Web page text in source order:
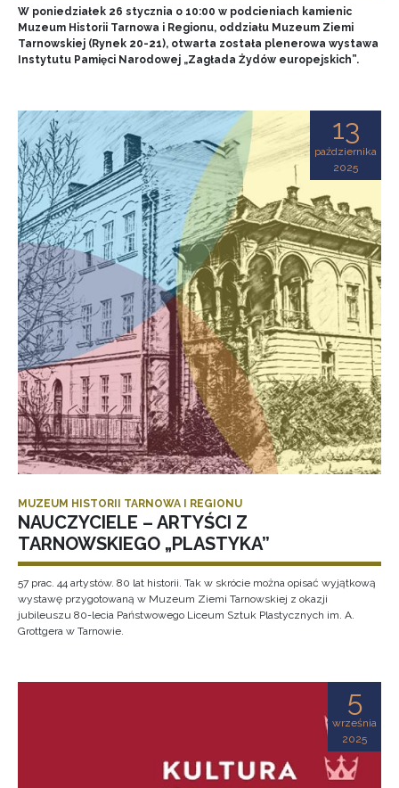
W poniedziałek 26 stycznia o 10:00 w podcieniach kamienic
Muzeum Historii Tarnowa i Regionu, oddziału Muzeum Ziemi
Tarnowskiej (Rynek 20-21), otwarta została plenerowa wystawa
Instytutu Pamięci Narodowej „Zagłada Żydów europejskich”.
13
października
2025
MUZEUM HISTORII TARNOWA I REGIONU
NAUCZYCIELE – ARTYŚCI Z
TARNOWSKIEGO „PLASTYKA”
57 prac. 44 artystów. 80 lat historii. Tak w skrócie można opisać wyjątkową
wystawę przygotowaną w Muzeum Ziemi Tarnowskiej z okazji
jubileuszu 80-lecia Państwowego Liceum Sztuk Plastycznych im. A.
Grottgera w Tarnowie.
5
września
2025